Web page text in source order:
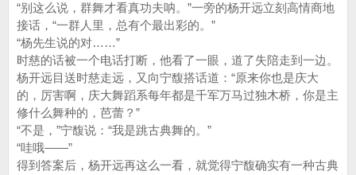
“别这么说，群舞才看真功夫呐。”一旁的杨开远立刻高情商地
接话，“一群人里，总有个最出彩的。”
“杨先生说的对……”
时慈的话被一个电话打断，他看了一眼，道了失陪走到一边。
杨开远目送时慈走远，又向宁馥搭话道：“原来你也是庆大
的，厉害啊，庆大舞蹈系每年都是千军万马过独木桥，你是主
修什么舞种的，芭蕾？”
“不是，”宁馥说：“我是跳古典舞的。”
“哇哦——”
得到答案后，杨开远再这么一看，就觉得宁馥确实有一种古典